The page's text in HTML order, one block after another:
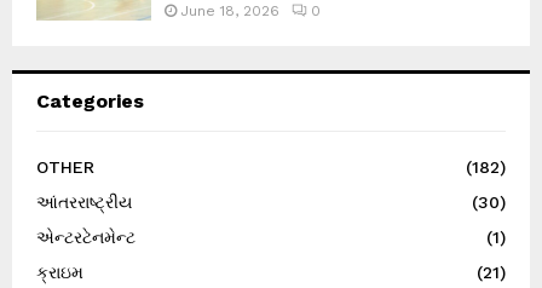
June 18, 2026 0
Categories
OTHER
(182)
આંતરરાષ્ટ્રીય
(30)
એન્ટરટેનમેન્ટ
(1)
ક્રાઇમ
(21)